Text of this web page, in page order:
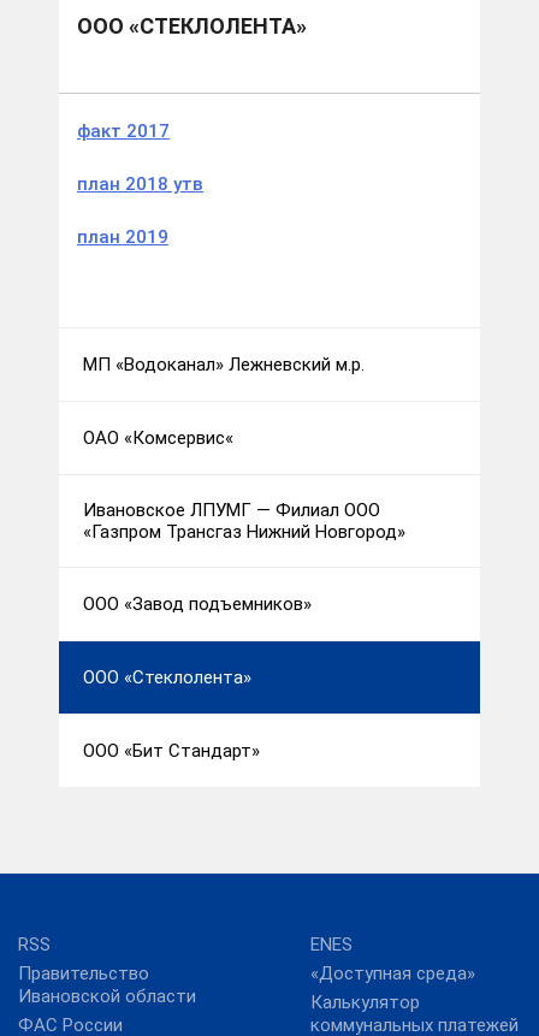
ООО «СТЕКЛОЛЕНТА»
факт 2017
план 2018 утв
план 2019
МП «Водоканал» Лежневский м.р.
ОАО «Комсервис«
Ивановское ЛПУМГ — Филиал ООО
«Газпром Трансгаз Нижний Новгород»
ООО «Завод подъемников»
ООО «Стеклолента»
ООО «Бит Стандарт»
RSS
Правительство
Ивановской области
ФАС России
ENES
«Доступная среда»
Калькулятор
коммунальных платежей